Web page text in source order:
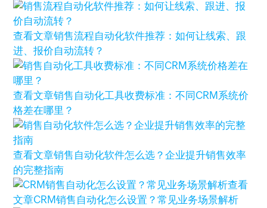
查看文章销售流程自动化软件推荐：如何让线索、跟
进、报价自动流转？
查看文章销售自动化工具收费标准：不同CRM系统价
格差在哪里？
查看文章销售自动化软件怎么选？企业提升销售效率
的完整指南
查看
文章CRM销售自动化怎么设置？常见业务场景解析